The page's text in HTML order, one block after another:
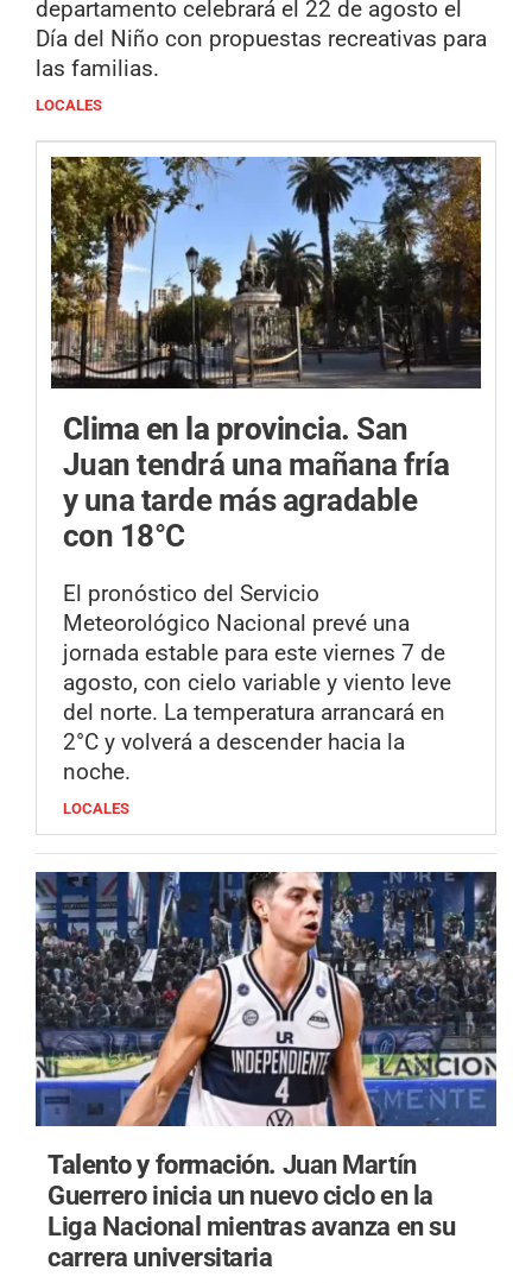
departamento celebrará el 22 de agosto el
Día del Niño con propuestas recreativas para
las familias.
LOCALES
Clima en la provincia. San
Juan tendrá una mañana fría
y una tarde más agradable
con 18°C
El pronóstico del Servicio
Meteorológico Nacional prevé una
jornada estable para este viernes 7 de
agosto, con cielo variable y viento leve
del norte. La temperatura arrancará en
2°C y volverá a descender hacia la
noche.
LOCALES
Talento y formación. Juan Martín
Guerrero inicia un nuevo ciclo en la
Liga Nacional mientras avanza en su
carrera universitaria